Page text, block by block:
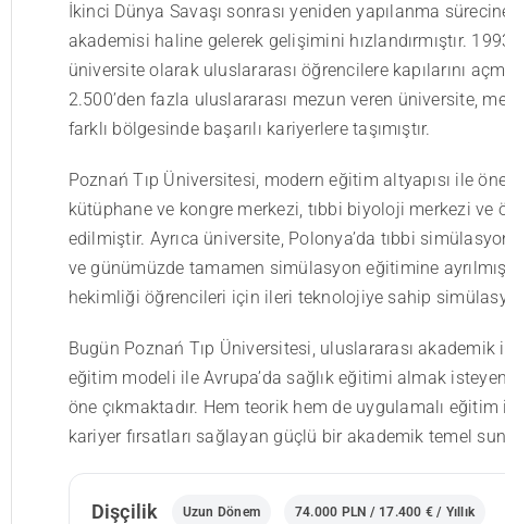
İkinci Dünya Savaşı sonrası yeniden yapılanma
akademisi haline gelerek gelişimini hızlandırmıştır.
üniversite olarak uluslararası öğrencilere kapılarını
2.500’den fazla uluslararası mezun veren üniversite,
farklı bölgesinde başarılı kariyerlere taşımıştır.
Poznań Tıp Üniversitesi, modern eğitim altyapısı ile
kütüphane ve kongre merkezi, tıbbi biyoloji merkezi ve
edilmiştir. Ayrıca üniversite, Polonya’da tıbbi
ve günümüzde tamamen simülasyon eğitimine
hekimliği öğrencileri için ileri teknolojiye sahip
Bugün Poznań Tıp Üniversitesi, uluslararası
eğitim modeli ile Avrupa’da sağlık eğitimi almak
öne çıkmaktadır. Hem teorik hem de uygulamalı
kariyer fırsatları sağlayan güçlü bir akademik temel
Dişçilik Uzun Dönem 74.000 PLN / 17.400 € / Yıllık